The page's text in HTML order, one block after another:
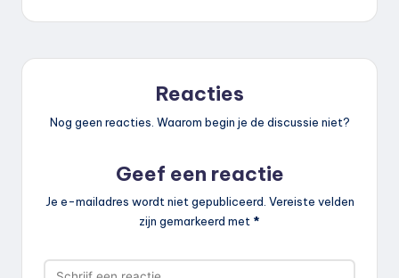
Reacties
Nog geen reacties. Waarom begin je de discussie niet?
Geef een reactie
Je e-mailadres wordt niet gepubliceerd. Vereiste velden
zijn gemarkeerd met *